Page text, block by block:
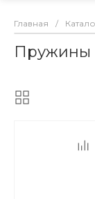
Главная /
Пружины